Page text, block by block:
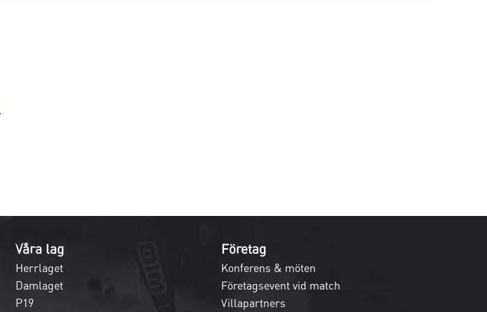
Våra lag
Herrlaget
Damlaget
P19
Företag
Konferens & möten
Företagsevent vid match
Villapartners